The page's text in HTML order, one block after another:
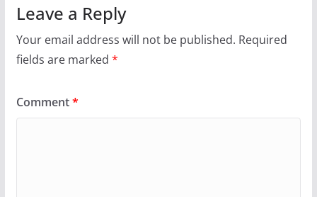
Leave a Reply
Your email address will not be published. Required
fields are marked *
Comment*